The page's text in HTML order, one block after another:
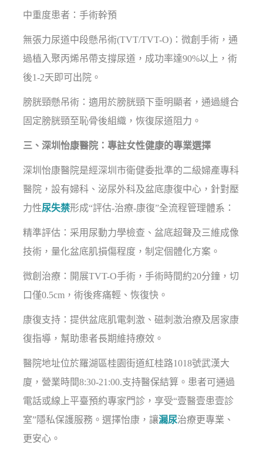
中重度患者：手術幹預
無張力尿道中段懸吊術(TVT/TVT-O)：微創手術，通
過植入聚丙烯吊帶支撐尿道，成功率達90%以上，術
後1-2天即可出院。
膀胱頸懸吊術：適用於膀胱頸下垂明顯者，通過縫合
固定膀胱頸至恥骨後組織，恢復尿道阻力。
三、深圳怡康醫院：專註女性健康的專業選擇
深圳怡康醫院是經深圳市衛健委批準的二級婦產專科
醫院，設有婦科、泌尿外科及盆底康復中心，針對壓
力性尿失禁形成“評估-治療-康復”全流程管理體系：
精準評估：采用尿動力學檢查、盆底超聲及三維成像
技術，量化盆底肌損傷程度，制定個體化方案。
微創治療：開展TVT-O手術，手術時間約20分鐘，切
口僅0.5cm，術後疼痛輕、恢復快。
康復支持：提供盆底肌電刺激、磁刺激治療及居家康
復指導，幫助患者長期維持療效。
醫院地址位於羅湖區桂園街道紅桂路1018號武漢大
廈，營業時間8:30-21:00.支持醫保結算。患者可通過
電話或線上平臺預約專家門診，享受“壹醫壹患壹診
室”隱私保護服務。選擇怡康，讓漏尿治療更專業、
更安心。